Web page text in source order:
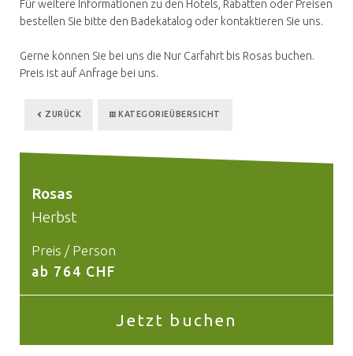
Für weitere Informationen zu den Hotels, Rabatten oder Preisen
bestellen Sie bitte den Badekatalog oder kontaktieren Sie uns.
Gerne können Sie bei uns die Nur Carfahrt bis Rosas buchen.
Preis ist auf Anfrage bei uns.
ZURÜCK KATEGORIEÜBERSICHT
Rosas
Herbst
Preis / Person
ab 764 CHF
Jetzt buchen